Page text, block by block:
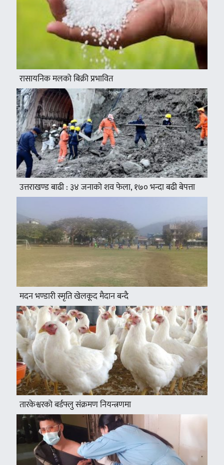
रासायनिक मलको बिक्री प्रभावित
उत्तराखण्ड बाढी : ३४ जनाको शव फेला, १७० भन्दा बढी बेपत्ता
मदन भण्डारी स्मृति खेलकूद मैदान बन्दै
तारकेश्वरको बर्डफ्लु संक्रमण नियन्त्रणमा